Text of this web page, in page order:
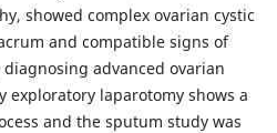
showed complex ovarian cystic
and compatible signs of
advanced ovarian
exploratory laparotomy shows a
and the sputum study was